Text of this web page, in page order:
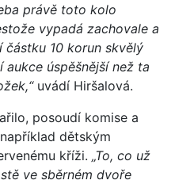
právě toto kolo
vypadá zachovale a
10 korun skvělý
úspěšnější než ta
uvádí Hiršalová.
posoudí komise a
dětským
kříži. „To, co už
ve sběrném dvoře